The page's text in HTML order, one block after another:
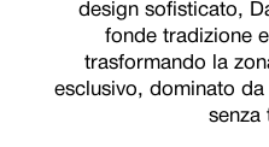
design sofisticato,
fonde tradizione
trasformando la
esclusivo, dominato
senza